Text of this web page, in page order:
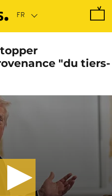
"du tiers-